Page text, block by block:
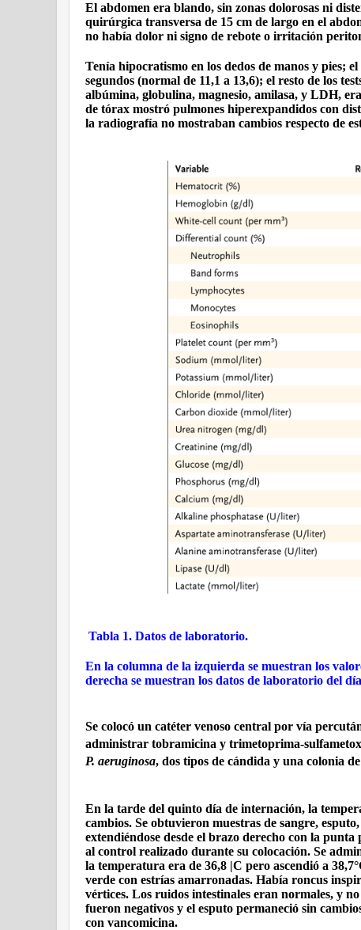
El abdomen era blando, sin zonas dolorosas ni
quirúrgica transversa de 15 cm de largo en el
no había dolor ni signo de rebote o irritación
Tenía hipocratismo en los dedos de manos y pies;
segundos (normal de 11,1 a 13,6); el resto de los
albúmina, globulina, magnesio, amilasa, y LDH,
de tórax mostró pulmones hiperexpandidos con
la radiografía no mostraban cambios respecto de
Tabla 1. Datos de laboratorio.
En la columna de la izquierda se muestran los
derecha se muestran los datos de laboratorio del
Se colocó un catéter venoso central por vía
administrar tobramicina y trimetoprima-
P. aeruginosa, dos tipos de cándida y una colonia de
En la tarde del quinto día de internación, la
cambios. Se obtuvieron muestras de sangre,
extendiéndose desde el brazo derecho con la
al control realizado durante su colocación. Se
la temperatura era de 36,8 |C pero ascendió a
verde con estrías amarronadas. Había roncus
vértices. Los ruidos intestinales eran normales, y
fueron negativos y el esputo permaneció sin
con vancomicina.